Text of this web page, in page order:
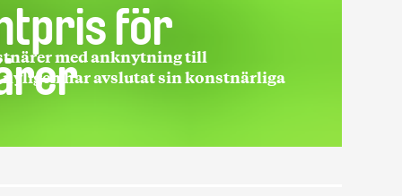
för
med anknytning till
har avslutat sin konstnärliga